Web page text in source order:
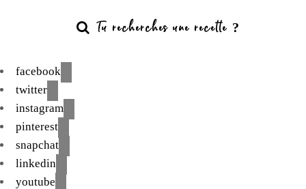
facebook
twitter
instagram
pinterest
snapchat
linkedin
youtube